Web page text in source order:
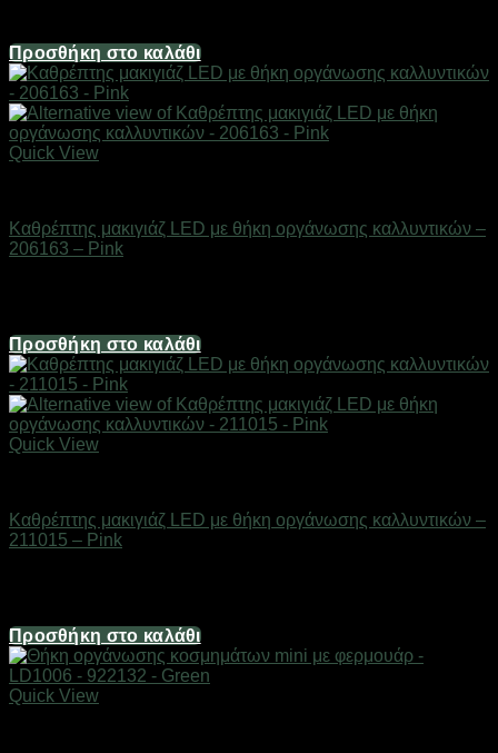
Προσθήκη στο καλάθι
Quick View
Καθρέπτης μακιγιάζ LED με θήκη οργάνωσης καλλυντικών –
206163 – Pink
Προσθήκη στο καλάθι
Quick View
Καθρέπτης μακιγιάζ LED με θήκη οργάνωσης καλλυντικών –
211015 – Pink
Προσθήκη στο καλάθι
Quick View